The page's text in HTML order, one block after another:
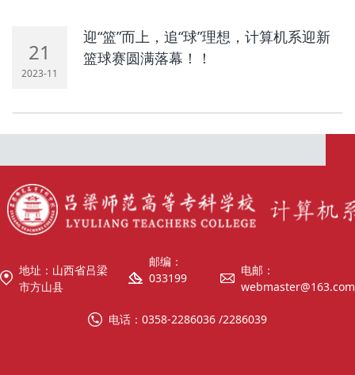
21
2023-11
迎“篮”而上，追“球”理想，计算机系迎新
篮球赛圆满落幕！！
地址：山西省吕梁
市方山县
邮编：
033199
电邮：
webmaster@163.com
电话：0358-2286036 /2286039